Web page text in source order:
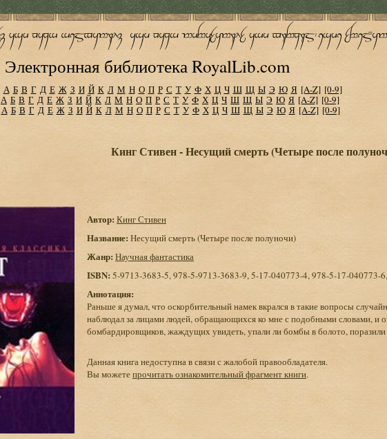
Электронная библиотека RoyalLib.com
А Б В Г Д Е Ж З И Й К Л М Н О П Р С Т У Ф Х Ц Ч Ш Щ Ы Э Ю Я [A-Z] [0-9]
А Б В Г Д Е Ж З И Й К Л М Н О П Р С Т У Ф Х Ц Ч Ш Щ Ы Э Ю Я [A-Z] [0-9]
А Б В Г Д Е Ж З И Й К Л М Н О П Р С Т У Ф Х Ц Ч Ш Щ Ы Э Ю Я [A-Z] [0-9]
Кинг Стивен - Несущий смерть (Четыре после
Автор: Кинг Стивен
Название: Несущий смерть (Четыре после полуночи)
Жанр: Научная фантастика
ISBN: 5-9713-3683-5, 978-5-9713-3683-9, 5-17-040773-4, 978-5-17-040773-
Аннотация:
Раньше я думал, что оскорбительный намек вкрался в такие вопросы
наблюдал за лицами людей, обращающихся ко мне с подобными словами, и
бомбардировщиков, жаждущих увидеть, упали ли бомбы в болото, поразили
Данная книга недоступна в связи с жалобой правообладателя.
Вы можетепрочитать ознакомительный фрагмент книги.